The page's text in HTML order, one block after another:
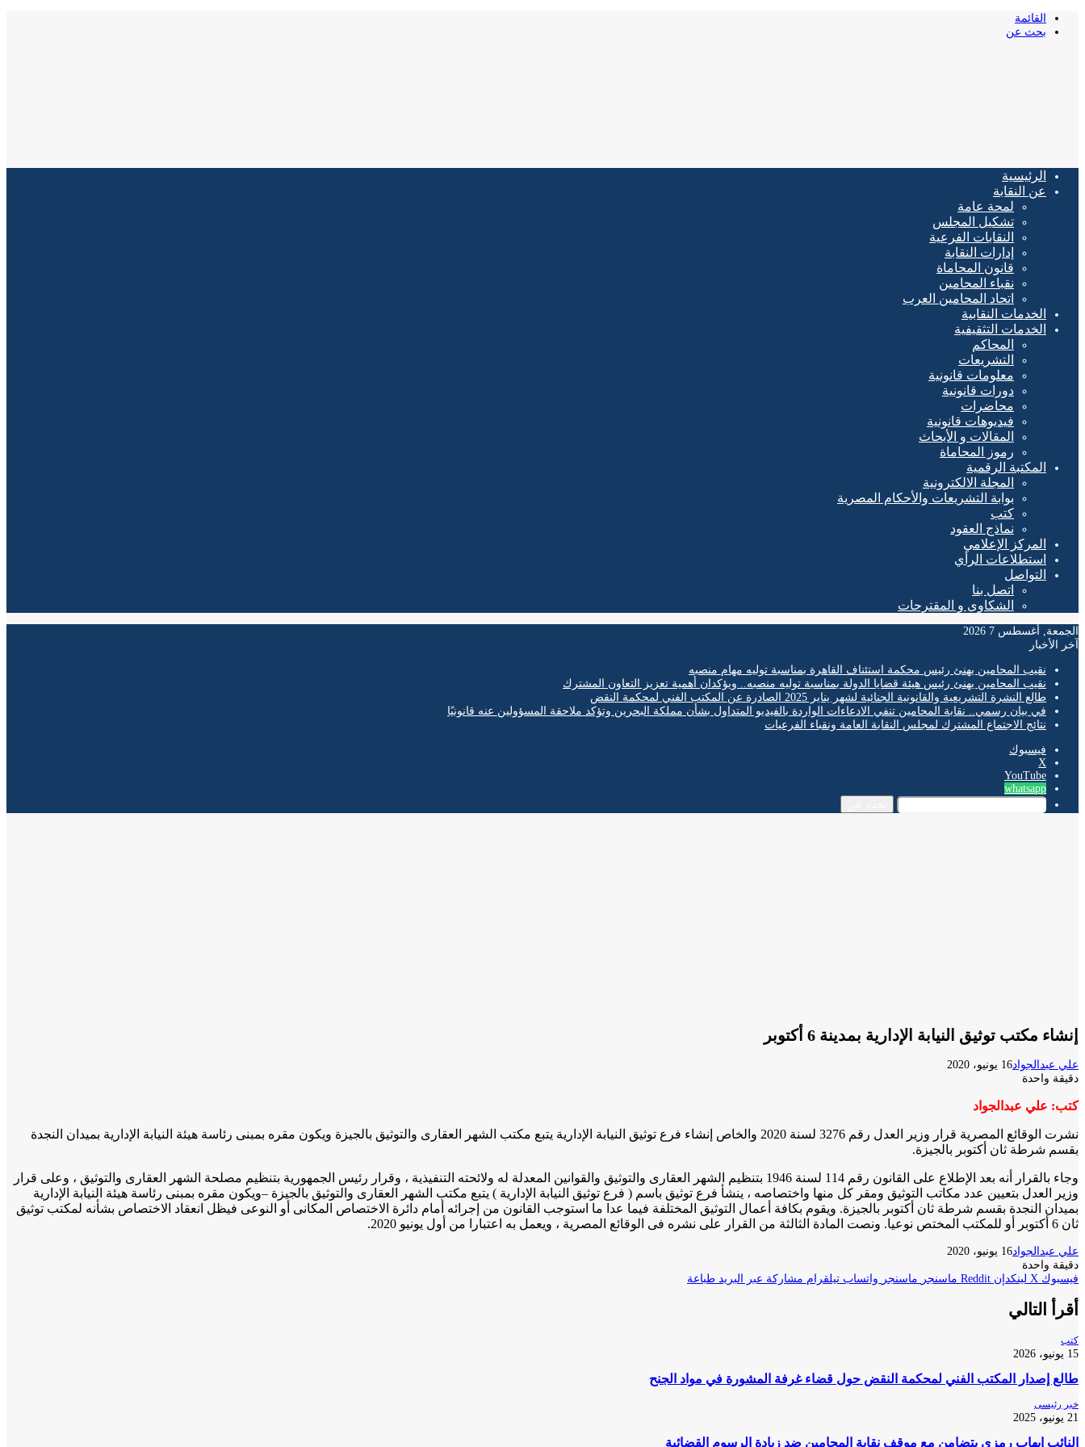
القائمة
بحث عن
الرئيسية
عن النقابة
لمحة عامة
تشكيل المجلس
النقابات الفرعية
إدارات النقابة
قانون المحاماة
نقباء المحامين
اتحاد المحامين العرب
الخدمات النقابية
الخدمات التثقيفية
المحاكم
التشريعات
معلومات قانونية
دورات قانونية
محاضرات
فيديوهات قانونية
المقالات و الأبحاث
رموز المحاماة
المكتبة الرقمية
المجلة الالكترونية
بوابة التشريعات والأحكام المصرية
كتب
نماذج العقود
المركز الإعلامي
استطلاعات الرأي
التواصل
اتصل بنا
الشكاوى و المقترحات
الجمعة, أغسطس 7 2026
آخر الأخبار
نقيب المحامين يهنئ رئيس محكمة استئناف القاهرة بمناسبة توليه مهام منصبه
نقيب المحامين يهنئ رئيس هيئة قضايا الدولة بمناسبة توليه منصبه.. ويؤكدان أهمية تعزيز التعاون المشترك
طالع النشرة التشريعية والقانونية الجنائية لشهر يناير 2025 الصادرة عن المكتب الفني لمحكمة النقض
في بيان رسمي.. نقابة المحامين تنفي الادعاءات الواردة بالفيديو المتداول بشأن مملكة البحرين وتؤكد ملاحقة المسؤولين عنه قانونيًا
نتائج الاجتماع المشترك لمجلس النقابة العامة ونقباء الفرعيات
فيسبوك
‫X
‫YouTube
whatsapp
إنشاء مكتب توثيق النيابة الإدارية بمدينة 6 أكتوبر
علي عبدالجواد16 يونيو، 2020
دقيقة واحدة
كتب: علي عبدالجواد
نشرت الوقائع المصرية قرار وزير العدل رقم 3276 لسنة 2020 والخاص إنشاء فرع توثيق النيابة الإدارية يتبع مكتب الشهر العقارى والتوثيق بالجيزة ويكون مقره بمبنى رئاسة هيئة النيابة الإدارية بميدان النجدة
بقسم شرطة ثان أكتوبر بالجيزة.
وجاء بالقرار أنه بعد الإطلاع على القانون رقم 114 لسنة 1946 بتنظيم الشهر العقارى والتوثيق والقوانين المعدلة له ولائحته التنفيذية ، وقرار رئيس الجمهورية بتنظيم مصلحة الشهر العقارى والتوثيق ، وعلى قرار
وزير العدل بتعيين عدد مكاتب التوثيق ومقر كل منها واختصاصه ، ينشأ فرع توثيق باسم ( فرع توثيق النيابة الإدارية ) يتبع مكتب الشهر العقارى والتوثيق بالجيزة –ويكون مقره بمبنى رئاسة هيئة النيابة الإدارية
بميدان النجدة بقسم شرطة ثان أكتوبر بالجيزة. ويقوم بكافة أعمال التوثيق المختلفة فيما عدا ما استوجب القانون من إجرائه أمام دائرة الاختصاص المكانى أو النوعى فيظل انعقاد الاختصاص بشأنه لمكتب توثيق
ثان 6 أكتوبر أو للمكتب المختص نوعيا. ونصت المادة الثالثة من القرار على نشره فى الوقائع المصرية ، ويعمل به اعتبارا من أول يونيو 2020.
علي عبدالجواد16 يونيو، 2020
دقيقة واحدة
فيسبوك ‫X لينكدإن ماسنجر ماسنجر واتساب تيلقرام مشاركة عبر البريد طباعة
أقرأ التالي
كتب
15 يونيو، 2026
طالع إصدار المكتب الفني لمحكمة النقض حول قضاء غرفة المشورة في مواد الجنح
خبر رئيسى
21 يونيو، 2025
النائب إيهاب رمزى يتضامن مع موقف نقابة المحامين ضد زيادة الرسوم القضائية